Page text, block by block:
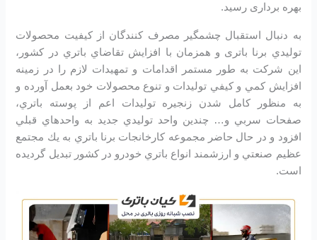
بهره برداری رسید.
به دنبال استقبال چشمگير مصرف كنندگان از كيفيت محصولات
توليدي برنا باتری و همزمان با افزايش تقاضاي باتري در كشور،
اين شرکت به طور مستمر اقدامات و تمهيدات لازم را در زمينه
افزايش كمي و كيفي توليدات و تنوع محصولات خود بعمل آورده و
به منظور كامل شدن زنجيره توليدات اعم از پوسته باتري،
صفحات سربي و… چندين واحد توليدي جديد به واحدهاي قبلي
افزود و در حال حاضر مجموعه كارخانجات برنا باتري به يك مجتمع
عظيم صنعتي و ارزشمند انواع باتري خودرو در کشور تبديل گرديده
است.